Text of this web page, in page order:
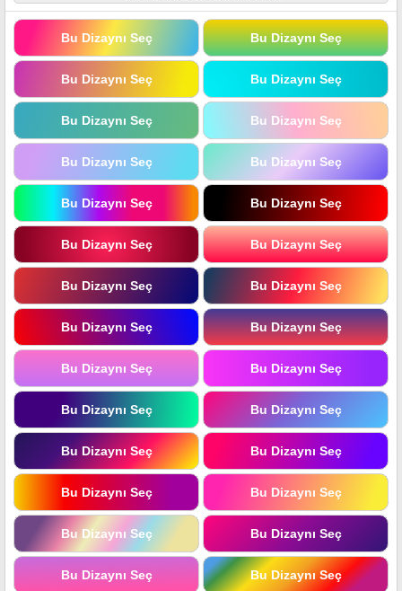
Bu Dizaynı Seç Bu Dizaynı Seç
Bu Dizaynı Seç Bu Dizaynı Seç
Bu Dizaynı Seç Bu Dizaynı Seç
Bu Dizaynı Seç Bu Dizaynı Seç
Bu Dizaynı Seç Bu Dizaynı Seç
Bu Dizaynı Seç Bu Dizaynı Seç
Bu Dizaynı Seç Bu Dizaynı Seç
Bu Dizaynı Seç Bu Dizaynı Seç
Bu Dizaynı Seç Bu Dizaynı Seç
Bu Dizaynı Seç Bu Dizaynı Seç
Bu Dizaynı Seç Bu Dizaynı Seç
Bu Dizaynı Seç Bu Dizaynı Seç
Bu Dizaynı Seç Bu Dizaynı Seç
Bu Dizaynı Seç Bu Dizaynı Seç